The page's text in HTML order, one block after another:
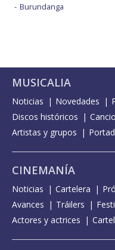
Burundanga
MUSICALIA
Noticias Novedades
Discos históricos
Artistas y grupos
CINEMANÍA
Noticias Cartelera
Avances
Tráilers
Actores y actrices